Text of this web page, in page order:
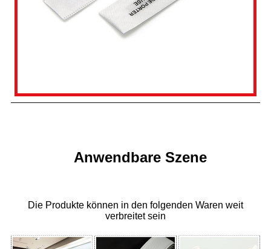
Anwendbare Szene
Die Produkte können in den folgenden Waren weit
verbreitet sein